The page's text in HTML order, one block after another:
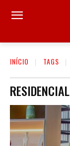
INÍCIO TAGS
RESIDENCIAL